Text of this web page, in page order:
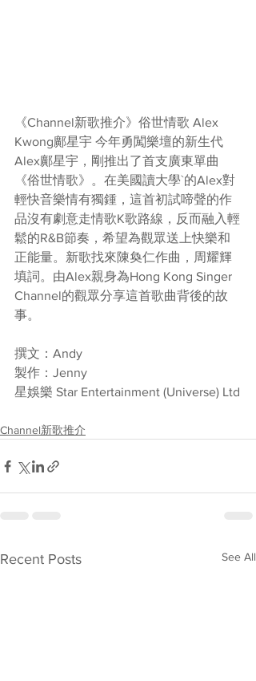
《Channel新歌推介》俗世情歌 Alex
Kwong鄺星宇 今年勇闖樂壇的新生代
Alex鄺星宇，剛推出了首支廣東單曲
《俗世情歌》。在美國讀大學`的Alex對
輕快音樂情有獨鍾，這首初試啼聲的作
品沒有劇意走情歌K歌路線，反而融入輕
鬆的R&B節奏，希望為觀眾送上快樂和
正能量。新歌找來陳奐仁作曲，周耀輝
填詞。由Alex親身為Hong Kong Singer
Channel的觀眾分享這首歌曲背後的故
事。
撰文：Andy
製作：Jenny
星娛樂 Star Entertainment (Universe) Ltd
Channel新歌推介
Recent Posts See All